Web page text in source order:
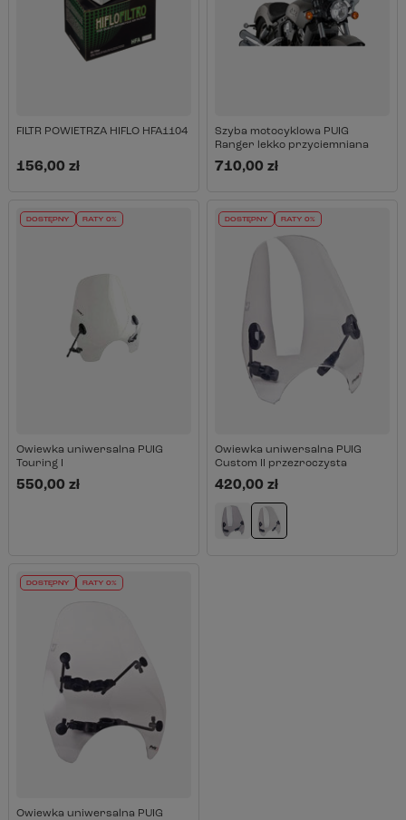
FILTR POWIETRZA HIFLO HFA1104
156,00 zł
Szyba motocyklowa PUIG
Ranger lekko przyciemniana
710,00 zł
DOSTĘPNY RATY 0%
Owiewka uniwersalna PUIG
Touring I
550,00 zł
DOSTĘPNY RATY 0%
Owiewka uniwersalna PUIG
Custom II przezroczysta
420,00 zł
DOSTĘPNY RATY 0%
Owiewka uniwersalna PUIG